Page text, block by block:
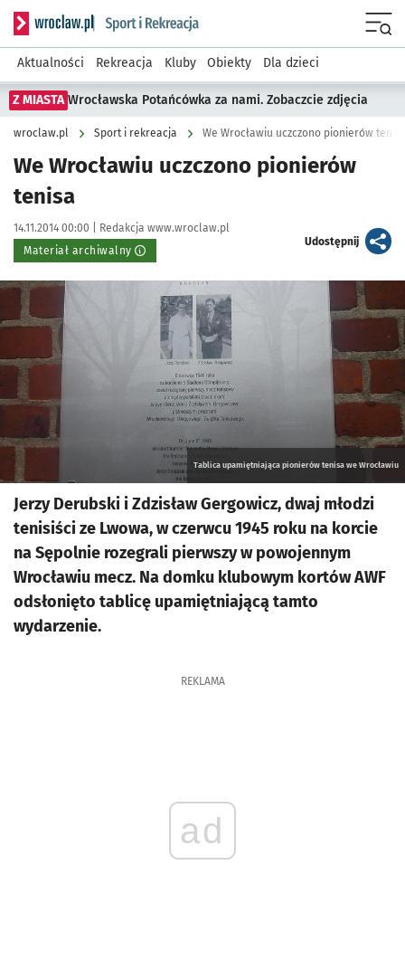
Serwis informacyjny wroclaw.pl podserwis: Sport i rekreacja
Aktualności Rekreacja Kluby Obiekty Dla dzieci
Z MIASTA Wrocławska Potańcówka za nami. Zobaczcie zdjęcia
wroclaw.pl Sport i rekreacja We Wrocławiu uczczono pionierów
We Wrocławiu uczczono pionierów
tenisa
Data publikacji:
14.11.2014 00:00 | Autor:
Redakcja www.wroclaw.pl
Materiał archiwalny
Udostępnijartykuł
Kliknij, aby powiększyć
Tablica upamiętniająca pionierów tenisa we Wrocławiu
Jerzy Derubski i Zdzisław Gergowicz, dwaj młodzi
tenisiści ze Lwowa, w czerwcu 1945 roku na korcie
na Sępolnie rozegrali pierwszy w powojennym
Wrocławiu mecz. Na domku klubowym kortów AWF
odsłonięto tablicę upamiętniającą tamto
wydarzenie.
REKLAMA
ad